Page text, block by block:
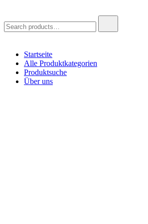
for:
Startseite
Alle Produktkategorien
Produktsuche
Über uns